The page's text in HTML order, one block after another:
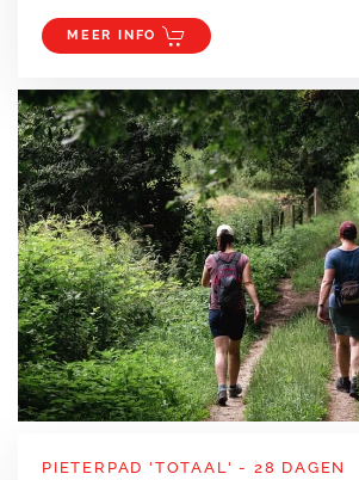
MEER INFO
PIETERPAD 'TOTAAL' - 28 DAGEN